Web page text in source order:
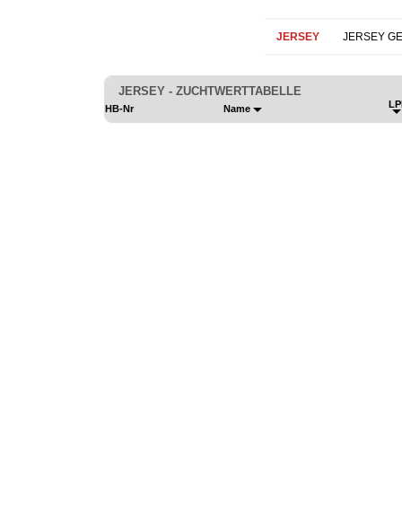
JERSEY JERSEY
JERSEY - ZUCHTWERTTABELLE
HB-Nr Name